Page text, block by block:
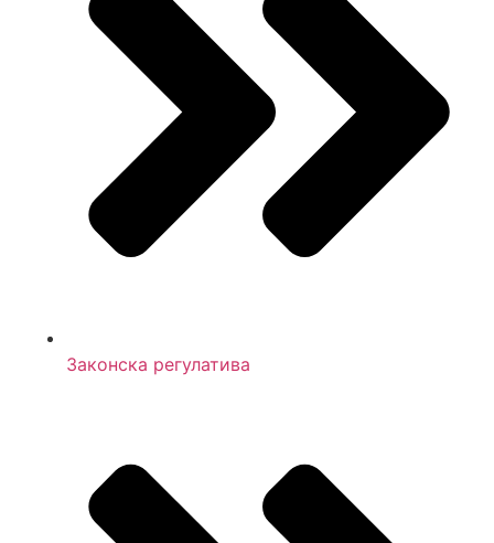
Законска регулатива